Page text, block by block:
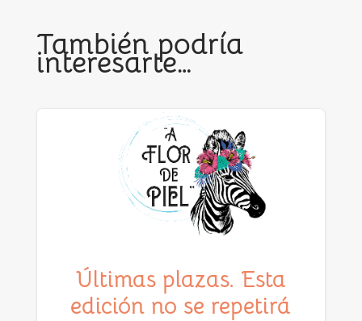
También podría
interesarte…
Últimas plazas. Esta
edición no se repetirá